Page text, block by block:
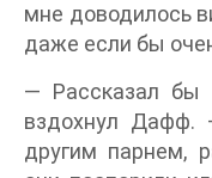
мне доводилось
даже если бы
— Рассказал бы
вздохнул Дафф.
другим парнем,